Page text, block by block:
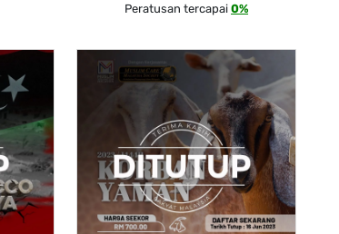
Peratusan tercapai0%